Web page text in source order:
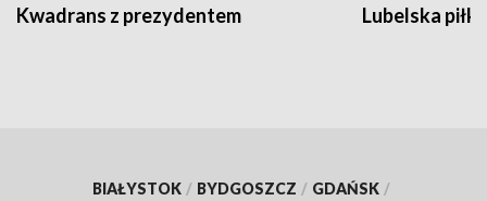
Kwadrans z prezydentem Lubelska piłka
BIAŁYSTOK / BYDGOSZCZ / GDAŃSK /